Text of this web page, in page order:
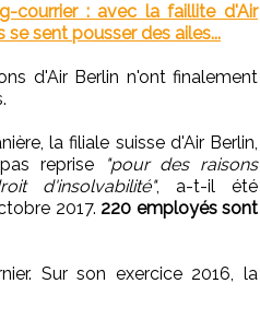
courrier : avec la faillite d'Air
se sent pousser des ailes...
d'Air Berlin n'ont finalement
la filiale suisse d'Air Berlin,
reprise
"pour des raisons
d'insolvabilité", a-t-il été
2017. 220 employés sont
Sur son exercice 2016, la